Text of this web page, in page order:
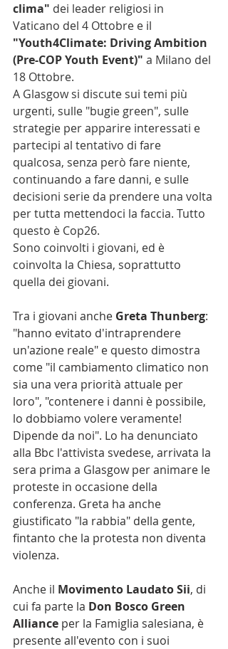
clima" dei leader religiosi in
Vaticano del 4 Ottobre e il
"Youth4Climate: Driving Ambition
(Pre-COP Youth Event)" a Milano del
18 Ottobre.
A Glasgow si discute sui temi più
urgenti, sulle "bugie green", sulle
strategie per apparire interessati e
partecipi al tentativo di fare
qualcosa, senza però fare niente,
continuando a fare danni, e sulle
decisioni serie da prendere una volta
per tutta mettendoci la faccia. Tutto
questo è Cop26.
Sono coinvolti i giovani, ed è
coinvolta la Chiesa, soprattutto
quella dei giovani.
Tra i giovani anche Greta Thunberg:
"hanno evitato d'intraprendere
un'azione reale" e questo dimostra
come "il cambiamento climatico non
sia una vera priorità attuale per
loro", "contenere i danni è possibile,
lo dobbiamo volere veramente!
Dipende da noi". Lo ha denunciato
alla Bbc l'attivista svedese, arrivata la
sera prima a Glasgow per animare le
proteste in occasione della
conferenza. Greta ha anche
giustificato "la rabbia" della gente,
fintanto che la protesta non diventa
violenza.
Anche il Movimento Laudato Sii, di
cui fa parte la Don Bosco Green
Alliance per la Famiglia salesiana, è
presente all'evento con i suoi